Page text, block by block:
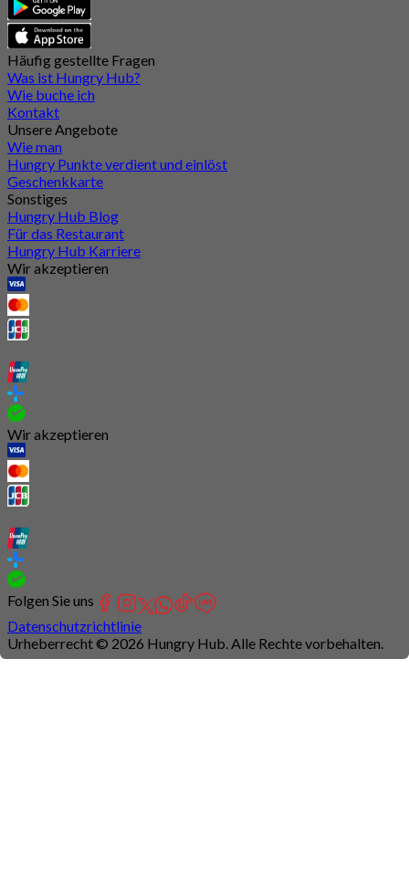
Häufig gestellte Fragen
Was ist Hungry Hub?
Wie buche ich
Kontakt
Unsere Angebote
Wie man
Hungry Punkte verdient und einlöst
Geschenkkarte
Sonstiges
Hungry Hub Blog
Für das Restaurant
Hungry Hub Karriere
Wir akzeptieren
Wir akzeptieren
Folgen Sie uns
Datenschutzrichtlinie
Urheberrecht © 2026 Hungry Hub. Alle Rechte vorbehalten.
Connection